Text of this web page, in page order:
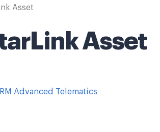
Asset
Asset
Advanced Telematics